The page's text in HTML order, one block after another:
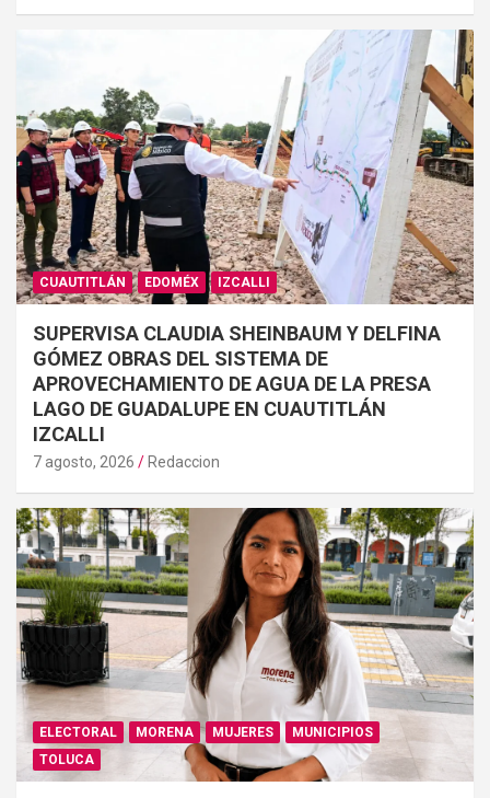
CUAUTITLÁN EDOMÉX IZCALLI
SUPERVISA CLAUDIA SHEINBAUM Y DELFINA
GÓMEZ OBRAS DEL SISTEMA DE
APROVECHAMIENTO DE AGUA DE LA PRESA
LAGO DE GUADALUPE EN CUAUTITLÁN
IZCALLI
7 agosto, 2026 Redaccion
ELECTORAL MORENA MUJERES
MUNICIPIOS
TOLUCA